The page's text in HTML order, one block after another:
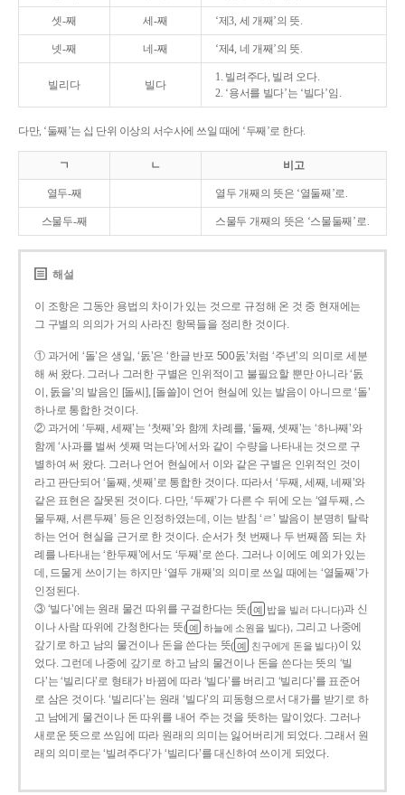
셋-째 세-째 ‘제3, 세 개째’의 뜻.
넷-째 네-째 ‘제4, 네 개째’의 뜻.
빌리다 빌다
1. 빌려주다, 빌려 오다.
2. ‘용서를 빌다’는 ‘빌다’임.
다만, ‘둘째’는 십 단위 이상의 서수사에 쓰일 때에 ‘두째’로 한다.
ㄱ ㄴ 비고
열두-째 열두 개째의 뜻은 ‘열둘째’로.
스물두-째 스물두 개째의 뜻은 ‘스물둘째’로.
해설
이 조항은 그동안 용법의 차이가 있는 것으로 규정해 온 것 중 현재에는
그 구별의 의의가 거의 사라진 항목들을 정리한 것이다.
① 과거에 ‘돌’은 생일, ‘돐’은 ‘한글 반포 500돐’처럼 ‘주년’의 의미로 세분
해 써 왔다. 그러나 그러한 구별은 인위적이고 불필요할 뿐만 아니라 ‘돐
이, 돐을’의 발음인 [돌씨], [돌쓸]이 언어 현실에 있는 발음이 아니므로 ‘돌’
하나로 통합한 것이다.
② 과거에 ‘두째, 세째’는 ‘첫째’와 함께 차례를, ‘둘째, 셋째’는 ‘하나째’와
함께 ‘사과를 벌써 셋째 먹는다’에서와 같이 수량을 나타내는 것으로 구
별하여 써 왔다. 그러나 언어 현실에서 이와 같은 구별은 인위적인 것이
라고 판단되어 ‘둘째, 셋째’로 통합한 것이다. 따라서 ‘두째, 세째, 네째’와
같은 표현은 잘못된 것이다. 다만, ‘두째’가 다른 수 뒤에 오는 ‘열두째, 스
물두째, 서른두째’ 등은 인정하였는데, 이는 받침 ‘ㄹ’ 발음이 분명히 탈락
하는 언어 현실을 근거로 한 것이다. 순서가 첫 번째나 두 번째쯤 되는 차
례를 나타내는 ‘한두째’에서도 ‘두째’로 쓴다. 그러나 이에도 예외가 있는
데, 드물게 쓰이기는 하지만 ‘열두 개째’의 의미로 쓰일 때에는 ‘열둘째’가
인정된다.
③ ‘빌다’에는 원래 물건 따위를 구걸한다는 뜻( 예 밥을 빌러 다니다)과 신
이나 사람 따위에 간청한다는 뜻( 예 하늘에 소원을 빌다), 그리고 나중에
갚기로 하고 남의 물건이나 돈을 쓴다는 뜻( 예 친구에게 돈을 빌다)이 있
었다. 그런데 나중에 갚기로 하고 남의 물건이나 돈을 쓴다는 뜻의 ‘빌
다’는 ‘빌리다’로 형태가 바뀜에 따라 ‘빌다’를 버리고 ‘빌리다’를 표준어
로 삼은 것이다. ‘빌리다’는 원래 ‘빌다’의 피동형으로서 대가를 받기로 하
고 남에게 물건이나 돈 따위를 내어 주는 것을 뜻하는 말이었다. 그러나
새로운 뜻으로 쓰임에 따라 원래의 의미는 잃어버리게 되었다. 그래서 원
래의 의미로는 ‘빌려주다’가 ‘빌리다’를 대신하여 쓰이게 되었다.